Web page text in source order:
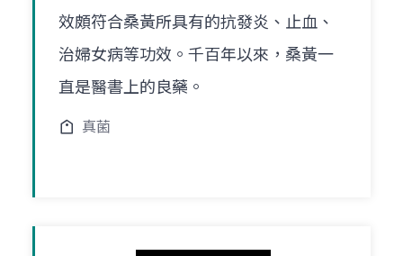
效頗符合桑黃所具有的抗發炎、止血、
治婦女病等功效。千百年以來，桑黃一
直是醫書上的良藥。
真菌